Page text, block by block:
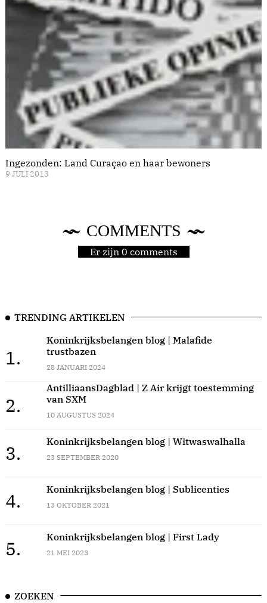
Ingezonden: Land Curaçao en haar bewoners
9 JULI 2013
COMMENTS
Er zijn 0 comments
TRENDING ARTIKELEN
1.
Koninkrijksbelangen blog | Malafide
trustbazen
28 JANUARI 2024
2.
AntilliaansDagblad | Z Air krijgt toestemming
van SXM
10 AUGUSTUS 2024
3.
Koninkrijksbelangen blog | Witwaswalhalla
23 SEPTEMBER 2020
4.
Koninkrijksbelangen blog | Sublicenties
13 OKTOBER 2021
5.
Koninkrijksbelangen blog | First Lady
21 MEI 2023
ZOEKEN